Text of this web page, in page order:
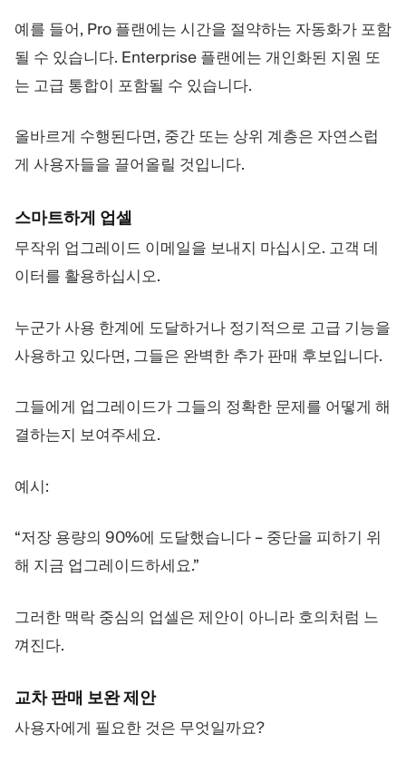
예를 들어, Pro 플랜에는 시간을 절약하는 자동화가 포함
될 수 있습니다. Enterprise 플랜에는 개인화된 지원 또
는 고급 통합이 포함될 수 있습니다.
올바르게 수행된다면, 중간 또는 상위 계층은 자연스럽
게 사용자들을 끌어올릴 것입니다.
스마트하게 업셀
무작위 업그레이드 이메일을 보내지 마십시오. 고객 데
이터를 활용하십시오.
누군가 사용 한계에 도달하거나 정기적으로 고급 기능을
사용하고 있다면, 그들은 완벽한 추가 판매 후보입니다.
그들에게 업그레이드가 그들의 정확한 문제를 어떻게 해
결하는지 보여주세요.
예시:
“저장 용량의 90%에 도달했습니다 – 중단을 피하기 위
해 지금 업그레이드하세요.”
그러한 맥락 중심의 업셀은 제안이 아니라 호의처럼 느
껴진다.
교차 판매 보완 제안
사용자에게 필요한 것은 무엇일까요?